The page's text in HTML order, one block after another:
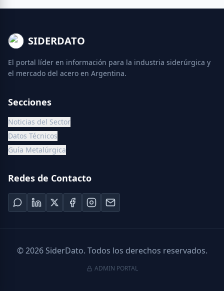
SIDERDATO
El portal líder en información para la industria siderúrgica y
el mercado del acero en Argentina.
Secciones
Noticias del Sector
Datos Técnicos
Guía Metalúrgica
Redes de Contacto
©2026SiderDato. Todos los derechos reservados.
ADMIN PORTAL